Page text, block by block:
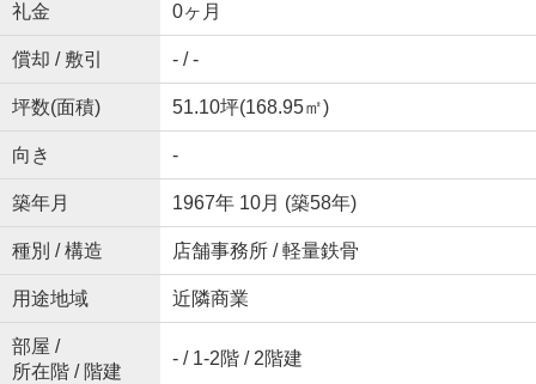
礼金 0ヶ月
償却 / 敷引 - / -
坪数(面積) 51.10坪(168.95㎡)
向き -
築年月 1967年 10月 (築58年)
種別 / 構造 店舗事務所 / 軽量鉄骨
用途地域 近隣商業
部屋 /
所在階 / 階建
- / 1-2階 / 2階建